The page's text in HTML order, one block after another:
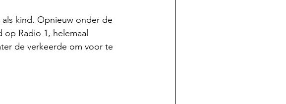
kind. Opnieuw onder de
op Radio 1, helemaal
de verkeerde om voor te